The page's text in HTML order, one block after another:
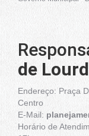
de
Endereço: Praça
Centro
E-Mail:
Horário de